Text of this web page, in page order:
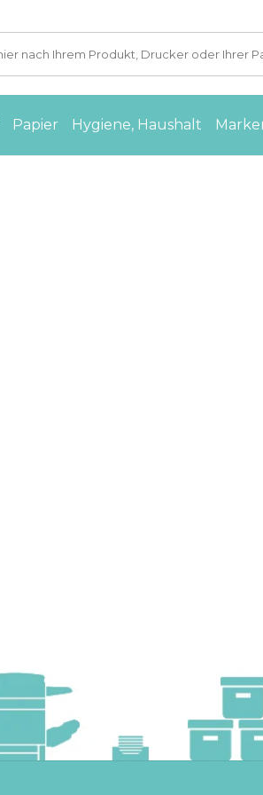
Papier Hygiene, Haushalt